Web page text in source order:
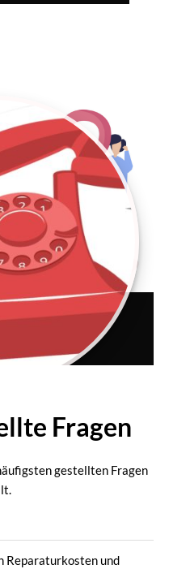
Fragen
gestellten Fragen
Reparaturkosten und